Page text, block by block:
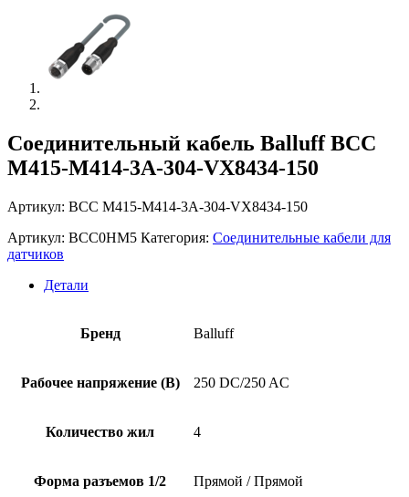
Соединительный кабель Balluff BCC
M415-M414-3A-304-VX8434-150
Артикул: BCC M415-M414-3A-304-VX8434-150
Артикул: BCC0HM5 Категория: Соединительные кабели для
датчиков
Детали
Бренд Balluff
Рабочее напряжение (В) 250 DC/250 AC
Количество жил 4
Форма разъемов 1/2 Прямой / Прямой